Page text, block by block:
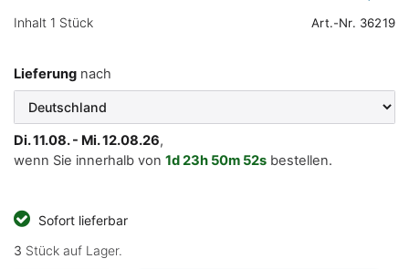
Inhalt 1 Stück Art.-Nr. 36219
Lieferung nach
Di. 11.08. - Mi. 12.08.26,
wenn Sie innerhalb von 1d23h 50m 52s bestellen.
Sofort lieferbar
3 Stück auf Lager.